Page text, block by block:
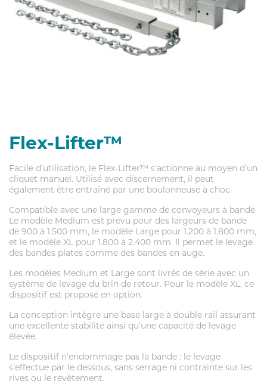
Flex-Lifter™
Facile d’utilisation, le Flex-Lifter™ s’actionne au moyen d’un
cliquet manuel. Utilisé avec discernement, il peut
également être entraîné par une boulonneuse à choc.
Compatible avec une large gamme de convoyeurs à bande.
Le modèle Medium est prévu pour des largeurs de bande
de 900 à 1.500 mm, le modèle Large pour 1.200 à 1.800 mm,
et le modèle XL pour 1.800 à 2.400 mm. Il permet le levage
des bandes plates comme des bandes en auge.
Les modèles Medium et Large sont livrés de série avec un
système de levage du brin de retour. Pour le modèle XL, ce
dispositif est proposé en option.
La conception intègre une base large à double rail assurant
une excellente stabilité ainsi qu’une capacité de levage
élevée.
Le dispositif n’endommage pas la bande : le levage
s’effectue par le dessous, sans serrage ni contrainte sur les
rives ou le revêtement.